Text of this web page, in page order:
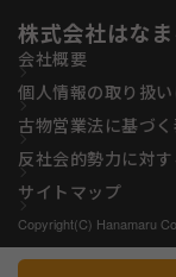
株式会社はな
会社概要
個人情報の取り扱
古物営業法に基づ
反社会的勢力に対
サイトマップ
Copyright(C) Hanamaru